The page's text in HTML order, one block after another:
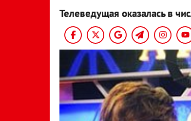
Телеведущая оказалась в